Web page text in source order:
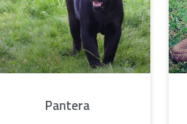
Pantera